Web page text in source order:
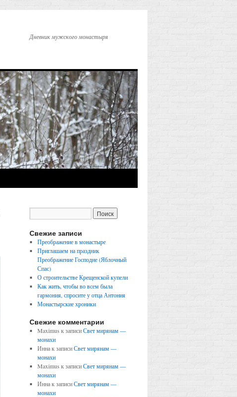
Дневник мужского монастыря
Свежие записи
Преображение в монастыре
Приглашаем на праздник
Преображение Господне (Яблочный
Спас)
О строительстве Крещенской купели
Как жить, чтобы во всем была
гармония, спросите у отца Антония
Монастырские хроники
Свежие комментарии
Maximus к записиСвет мирянам —
монахи
Иннак записиСвет мирянам —
монахи
Maximus к записиСвет мирянам —
монахи
Иннак записиСвет мирянам —
монахи